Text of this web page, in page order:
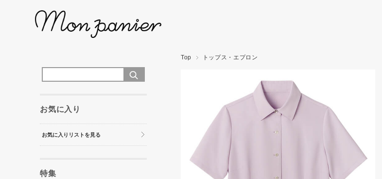
Top トップス・エプロン
お気に入り
お気に入りリストを見る
特集